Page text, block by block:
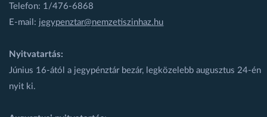
Telefon: 1/476-6868
E-mail: jegypenztar@nemzetiszinhaz.hu
Nyitvatartás:
Június 16-ától a jegypénztár bezár, legközelebb augusztus 24-én
nyit ki.